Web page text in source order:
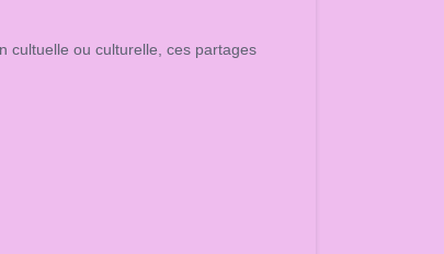
cultuelle ou culturelle, ces partages